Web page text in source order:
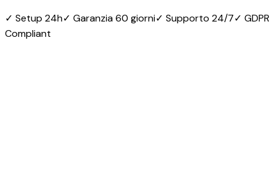
✓ Setup 24h✓ Garanzia 60 giorni✓ Supporto 24/7✓ GDPR
Compliant